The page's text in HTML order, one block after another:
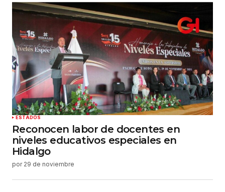
Su nombre*
Tu correo electrónico*
Guardar mi nombre, correo electrónico y sitio
web en este navegador para la próxima vez que
haga un comentario.
Enviar comentario
ESTADOS
Reconocen labor de docentes en
niveles educativos especiales en
Hidalgo
por 29 de noviembre